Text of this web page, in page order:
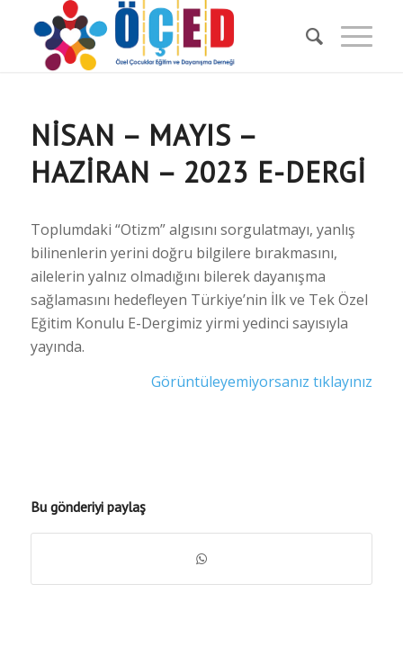
NISAN – MAYIS –
HAZIRAN – 2023 E-DERGI
Toplumdaki “Otizm” algısını sorgulatmayı, yanlış
bilinenlerin yerini doğru bilgilere bırakmasını,
ailelerin yalnız olmadığını bilerek dayanışma
sağlamasını hedefleyen Türkiye’nin İlk ve Tek Özel
Eğitim Konulu E-Dergimiz yirmi yedinci sayısıyla
yayında.
Görüntüleyemiyorsanız tıklayınız
Bu gönderiyi paylaş